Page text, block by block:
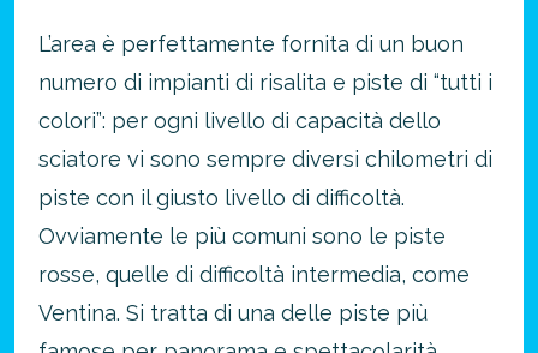
L’area è perfettamente fornita di un buon
numero di impianti di risalita e piste di “tutti i
colori”: per ogni livello di capacità dello
sciatore vi sono sempre diversi chilometri di
piste con il giusto livello di difficoltà.
Ovviamente le più comuni sono le piste
rosse, quelle di difficoltà intermedia, come
Ventina. Si tratta di una delle piste più